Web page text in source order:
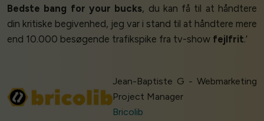
Bedste bang for your bucks, du kan få til at håndtere
din kritiske begivenhed, jeg var i stand til at håndtere mere
end 10.000 besøgende trafikspike fra tv-show fejlfrit.’
Jean-Baptiste G - Webmarketing
Project Manager
Bricolib